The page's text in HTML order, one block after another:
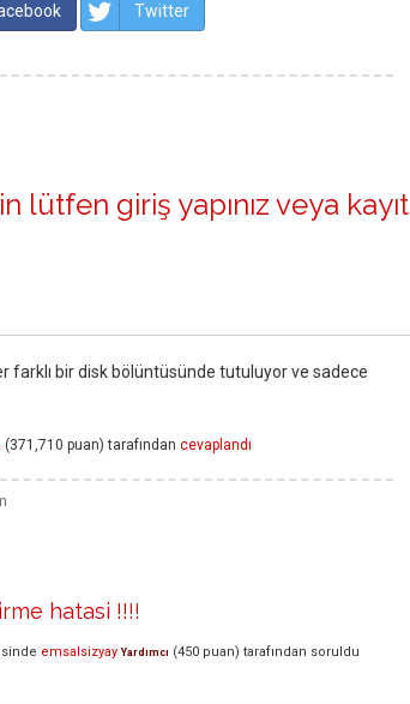
Twitter
lütfen giriş yapınız veya kayıt
farklı bir disk bölüntüsünde tutuluyor ve sadece
(371,710 puan) tarafından cevaplandı
hatasi !!!!
emsalsizyay Yardımcı (450 puan) tarafından soruldu